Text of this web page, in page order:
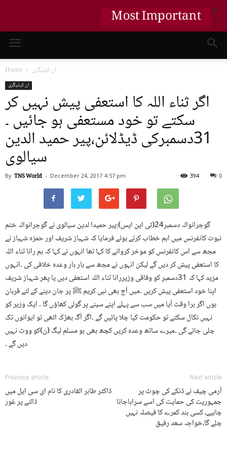
Home ان کیٹیگری
ان کیٹیگری
اگر ثناء اللہ کا استعفی پیش نہیں کر
سکتے تو خود مستعفی ہو جائیں ۔
31دسمبرکی ڈیڈلائن،پیر حمید الدین
سیالوی
By TNS World - December 24, 2017 4:57 pm 0
394
گوجرانوالہ دسمبر24(ٹی این ایس):پیر حمیدا لدین سیالوی نے گوجرانوالہ ختم
نبوت کانفرنس میں اہم خطاب کرتے ہوئے فرمایا کہ شہباز شریف اور حمزہ شہباز نے
مجھ سے اس کانفرنس کو موخر کروانے کا کہا تھا انہوں نے کہا کہ ہم رانا ثناء اللہ
کا استعفی پیش کر دیں گے لیکن انہوں نے مجھ سے بار بار وعدہ خلافی کی ۔انہوں
مزید کہا کہ 31دسمبر کو وفاقی وزیررانا ثناء اللہ استعفی دیں یا پھر شہباز شریف
اپنا خود استعفی پیش کریں ۔میں آج بھی نبی کریم ﷺ پر جان دینے کے لئے قربان
ہوں اگر برا وقت آیا میں سب سے پہلے اپنے سینے پر گولی کھاؤں گا ۔ ایک وزیر کو
نہیں نکال سکتے تو حکومت کیا چلا پائیں گے ۔اگر آگ بھڑک اٹھی تو ایوانوں تک
چلی جائے گی ۔میرے ساتھ وعدہ کریں کچھ بھی ہو مسلم لیگ (ن)کو ووٹ نہیں
دیں گے ۔
Previous article
ڈاکٹر طاہر القادری کا نام ای سی ایل میں
ڈالنے پر غور
Next article
آرمی چیف نے ڈنکے کی چوٹ پر
جمہوریت کی حمایت کی اسے سراہاجانا
چاہیے، کسی بند کمرے کا فیصلہ نہیں
چلے گا،خواجہ سعد رفیق
Most Important X